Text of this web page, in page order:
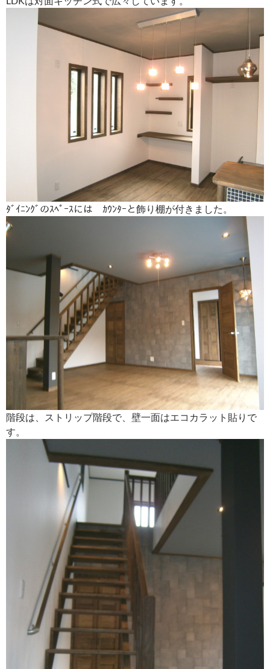
ﾀﾞｲﾆﾝｸﾞのｽﾍﾟｰｽには ｶｳﾝﾀｰと飾り棚が付きました。
階段は、ストリップ階段で、壁一面はエコカラット貼りで
す。